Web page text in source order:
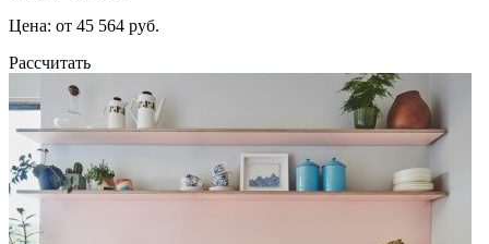
Цена: от 45 564 руб.
Рассчитать